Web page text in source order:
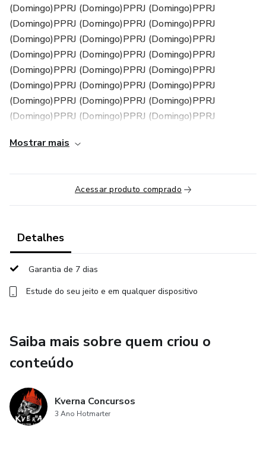
(Domingo)PPRJ (Domingo)PPRJ (Domingo)PPRJ
(Domingo)PPRJ (Domingo)PPRJ (Domingo)PPRJ
(Domingo)PPRJ (Domingo)PPRJ (Domingo)PPRJ
(Domingo)PPRJ (Domingo)PPRJ (Domingo)PPRJ
(Domingo)PPRJ (Domingo)PPRJ (Domingo)PPRJ
(Domingo)PPRJ (Domingo)PPRJ (Domingo)PPRJ
(Domingo)PPRJ (Domingo)PPRJ (Domingo)PPRJ
(Domingo)PPRJ (Domingo)PPRJ (Domingo)PPRJ
Mostrar mais
Acessar produto comprado
Detalhes
Garantia de 7 dias
Estude do seu jeito e em qualquer dispositivo
Saiba mais sobre quem criou o
conteúdo
Kverna Concursos
3 Ano Hotmarter